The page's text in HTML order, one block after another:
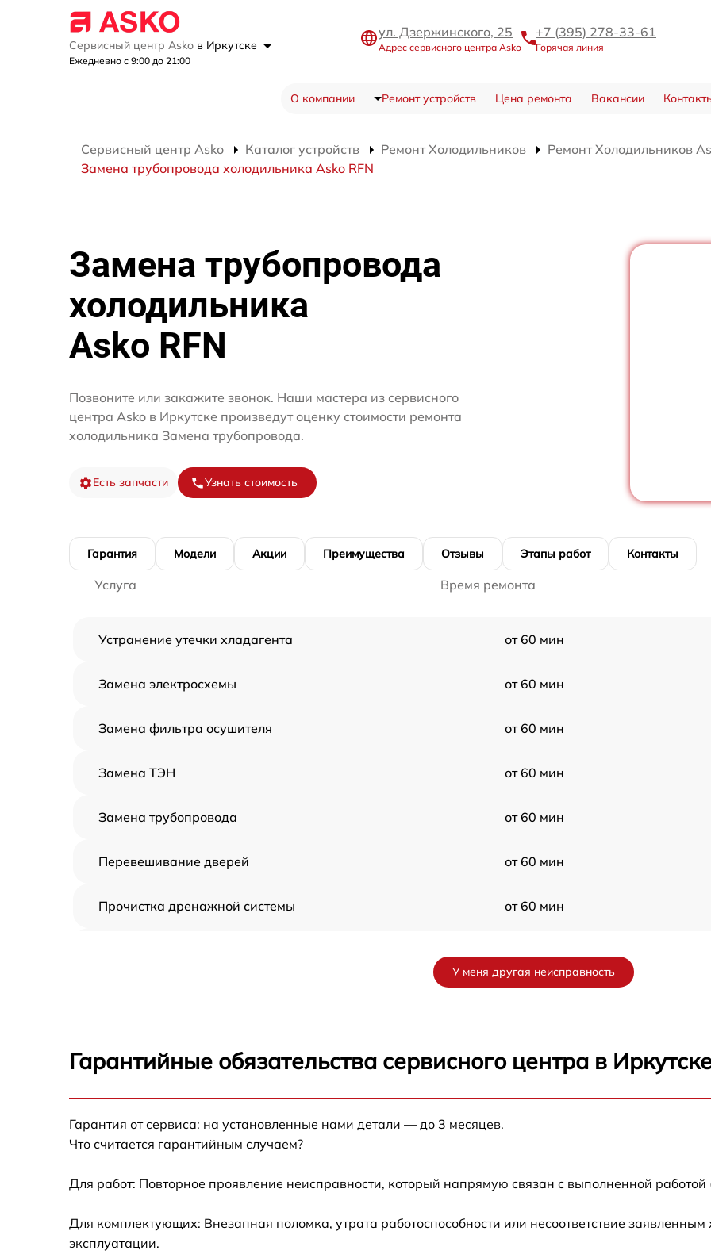
Сервисный центр Asko в Иркутске
Ежедневно с 9:00 до 21:00
ул. Дзержинского, 25
Адрес сервисного центра Asko
+7 (395) 278-33-61
Горячая линия
О компании Ремонт устройств Цена ремонта Вакансии
Сервисный центр Asko Каталог устройств Ремонт Холодильников
Ремонт Холодильников
Замена трубопровода холодильника Asko RFN
Замена трубопровода
холодильника
Asko RFN
Позвоните или закажите звонок. Наши мастера из сервисного
центра Asko в Иркутске произведут оценку стоимости ремонта
холодильника Замена трубопровода.
Есть запчасти Узнать стоимость
Гарантия Модели Акции Преимущества Отзывы Этапы работ Контакты
Услуга Время ремонта
Устранение утечки хладагента от 60 мин
Замена электросхемы от 60 мин
Замена фильтра осушителя от 60 мин
Замена ТЭН от 60 мин
Замена трубопровода от 60 мин
Перевешивание дверей от 60 мин
Прочистка дренажной системы от 60 мин
Замена дефростера
Замена термостата от 60 мин
У меня другая неисправность
Гарантийные обязательства сервисного центра в
Гарантия от сервиса: на установленные нами детали — до 3 месяцев.
Что считается гарантийным случаем?
Для работ: Повторное проявление неисправности, который напрямую связан с выполненной
Для комплектующих: Внезапная поломка, утрата работоспособности или несоответствие
эксплуатации.